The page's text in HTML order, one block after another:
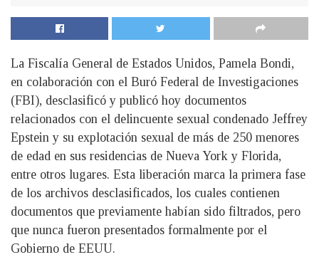
La Fiscalía General de Estados Unidos, Pamela Bondi,
en colaboración con el Buró Federal de Investigaciones
(FBI), desclasificó y publicó hoy documentos
relacionados con el delincuente sexual condenado Jeffrey
Epstein y su explotación sexual de más de 250 menores
de edad en sus residencias de Nueva York y Florida,
entre otros lugares. Esta liberación marca la primera fase
de los archivos desclasificados, los cuales contienen
documentos que previamente habían sido filtrados, pero
que nunca fueron presentados formalmente por el
Gobierno de EEUU.